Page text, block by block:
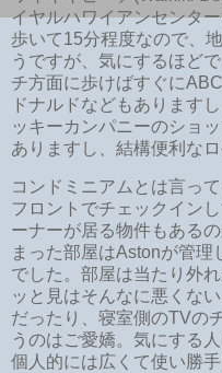
イヤルハワイアンセンタ
歩いて15分程度なので、
うですが、気にするほど
チ方面に歩けばすぐに
ドナルドなどもあります
ッキーカンパニーのショ
ありますし、結構便利な
コンドミニアムとは言っ
フロントでチェックイン
ーナーが居る物件もある
まった部屋はAstonが管理
でした。部屋は当たり外
ッと見はそんなに悪くな
だったり、寝室側のTVの
うのはご愛嬌。気にする
個人的には広くて使い勝